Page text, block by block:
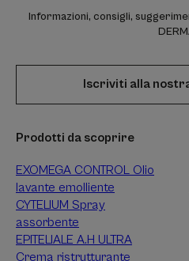
Informazioni, consigli,
Iscriviti alla
Prodotti da scoprire
EXOMEGA CONTROL Olio
lavante emolliente
CYTELIUM Spray
assorbente
EPITELIALE A.H ULTRA
Crema ristrutturante